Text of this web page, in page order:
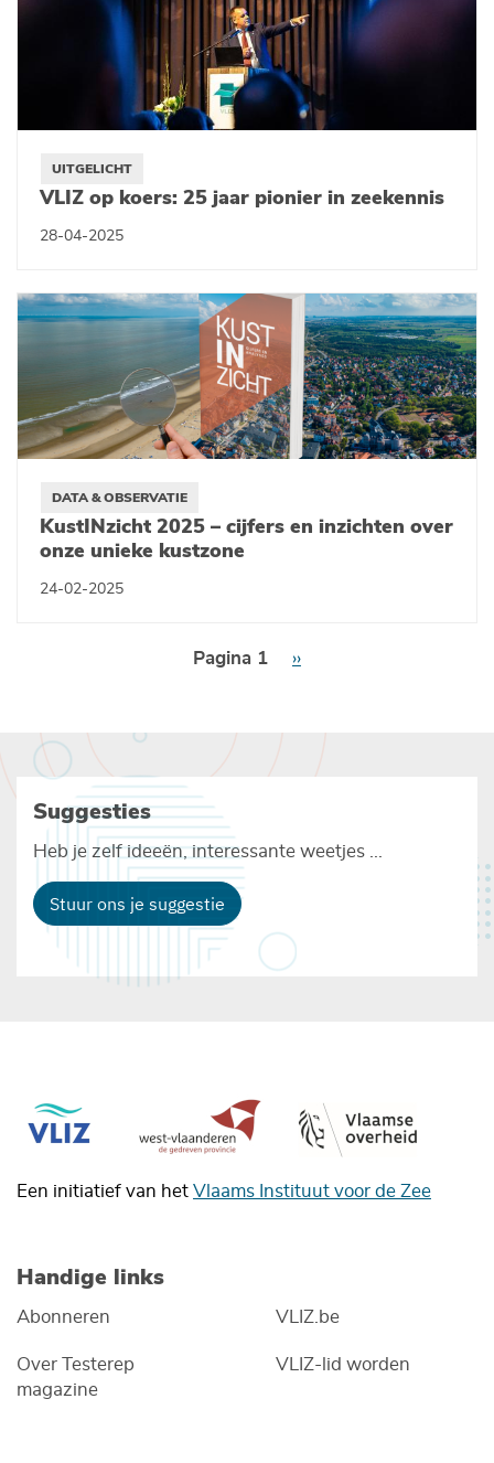
UITGELICHT
VLIZ op koers: 25 jaar pionier in zeekennis
28-04-2025
DATA & OBSERVATIE
KustINzicht 2025 – cijfers en inzichten over
onze unieke kustzone
24-02-2025
Pagina 1
Volgende
››
Suggesties
Heb je zelf ideeën, interessante weetjes ...
Stuur ons je suggestie
Een initiatief van het Vlaams Instituut voor de Zee
Handige links
Abonneren
Over Testerep
magazine
VLIZ.be
VLIZ-lid worden